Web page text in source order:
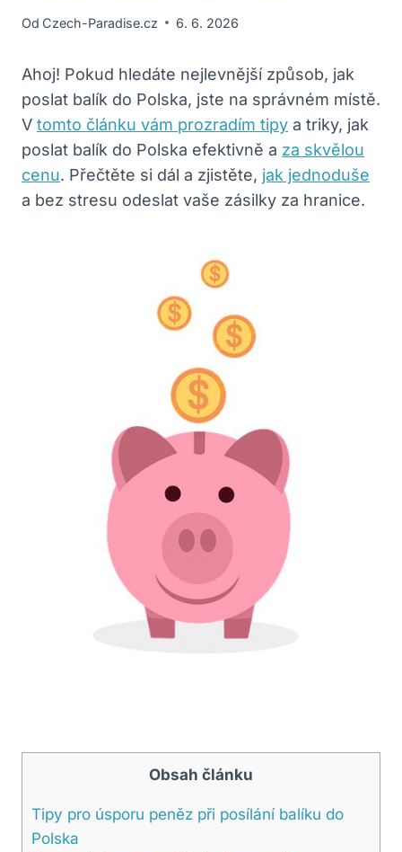
Od Czech-Paradise.cz 6. 6. 2026
Ahoj! Pokud hledáte nejlevnější způsob, jak
poslat balík do Polska, jste na správném místě.
V tomto článku vám prozradím tipy a triky, jak
poslat balík do Polska efektivně a za skvělou
cenu. Přečtěte si dál a zjistěte, jak jednoduše
a bez stresu odeslat vaše zásilky za hranice.
Obsah článku
Tipy pro úsporu peněz při posílání balíku do
Polska